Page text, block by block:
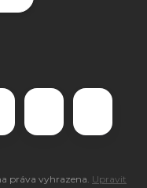
práva vyhrazena. Upravit